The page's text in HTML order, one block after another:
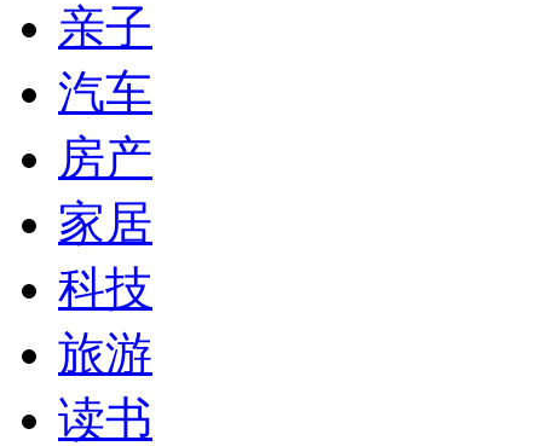
亲子
汽车
房产
家居
科技
旅游
读书